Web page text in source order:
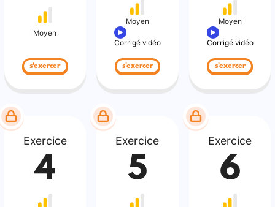
Moyen
s'exercer
Moyen
Corrigé vidéo
s'exercer
Moyen
Corrigé vidéo
s'exercer
Exercice
4
Exercice
5
Exercice
6